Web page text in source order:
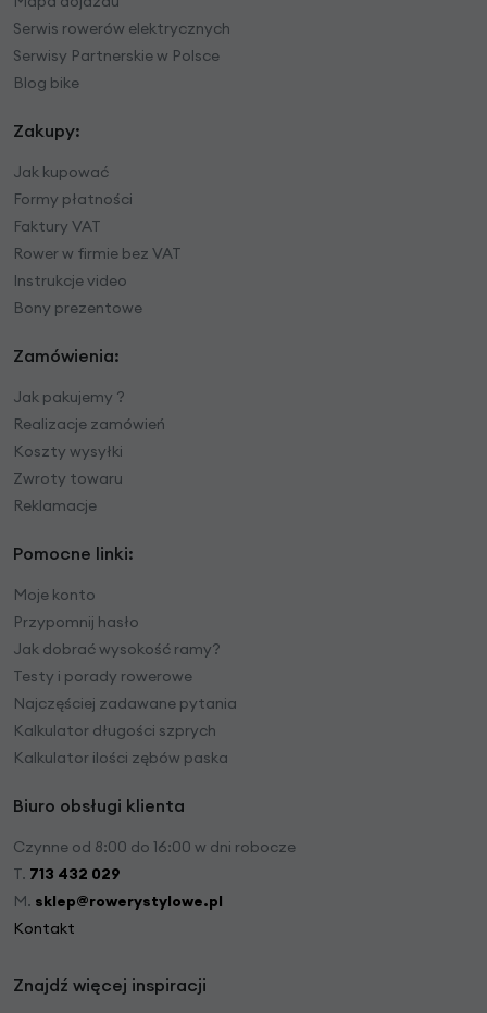
Serwis rowerów elektrycznych
Serwisy Partnerskie w Polsce
Blog bike
Zakupy:
Jak kupować
Formy płatności
Faktury VAT
Rower w firmie bez VAT
Instrukcje video
Bony prezentowe
Zamówienia:
Jak pakujemy ?
Realizacje zamówień
Koszty wysyłki
Zwroty towaru
Reklamacje
Pomocne linki:
Moje konto
Przypomnij hasło
Jak dobrać wysokość ramy?
Testy i porady rowerowe
Najczęściej zadawane pytania
Kalkulator długości szprych
Kalkulator ilości zębów paska
Biuro obsługi klienta
Czynne od 8:00 do 16:00 w dni robocze
T. 713 432 029
M. sklep@rowerystylowe.pl
Kontakt
Znajdź więcej inspiracji